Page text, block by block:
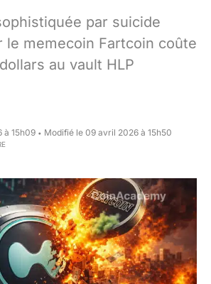
par suicide
le memecoin Fartcoin coûte
au vault HLP
à 15h09 • Modifié le 09 avril 2026 à 15h50